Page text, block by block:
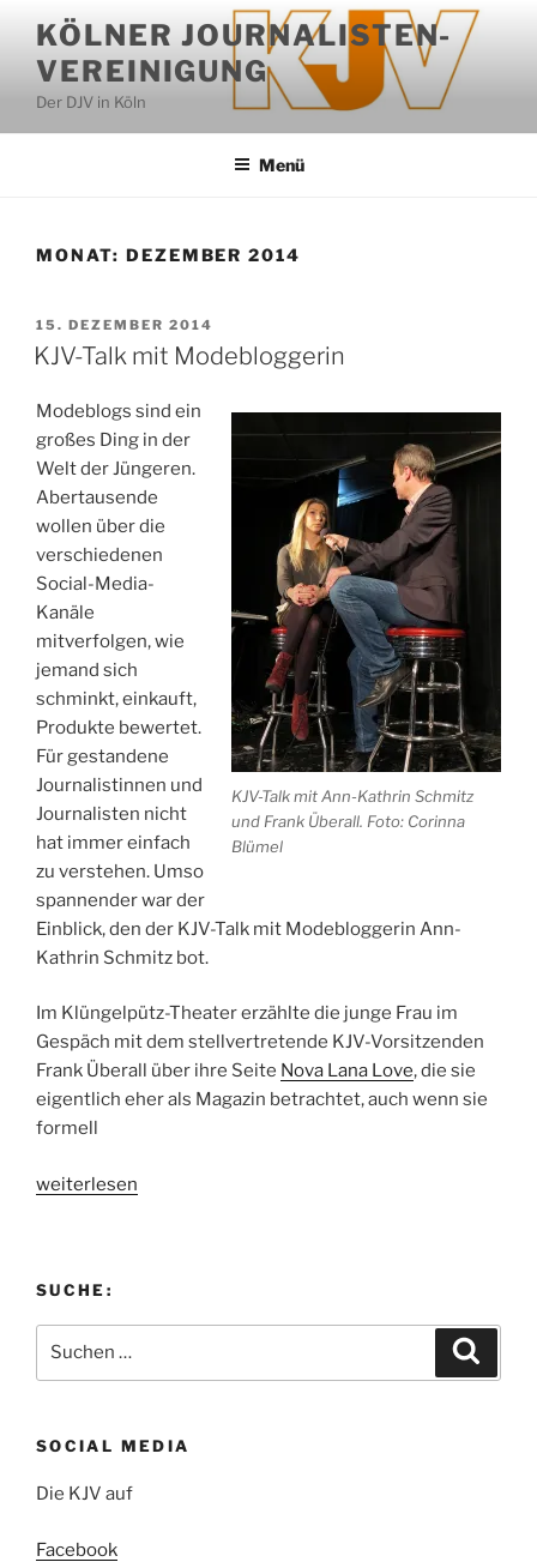
Inhalt
springen
KÖLNER JOURNALISTEN-
VEREINIGUNG
Der DJV in Köln
Menü
MONAT: DEZEMBER 2014
VERÖFFENTLICHT
AM
15. DEZEMBER 2014
KJV-Talk mit Modebloggerin
KJV-Talk mit Ann-Kathrin Schmitz
und Frank Überall. Foto: Corinna
Blümel
Modeblogs sind ein
großes Ding in der
Welt der Jüngeren.
Abertausende
wollen über die
verschiedenen
Social-Media-
Kanäle
mitverfolgen, wie
jemand sich
schminkt, einkauft,
Produkte bewertet.
Für gestandene
Journalistinnen und
Journalisten nicht
hat immer einfach
zu verstehen. Umso
spannender war der
Einblick, den der KJV-Talk mit Modebloggerin Ann-
Kathrin Schmitz bot.
Im Klüngelpütz-Theater erzählte die junge Frau im
Gespäch mit dem stellvertretende KJV-Vorsitzenden
Frank Überall über ihre Seite Nova Lana Love, die sie
eigentlich eher als Magazin betrachtet, auch wenn sie
formell
„KJV-
weiterlesen
SUCHE:
nach:
SOCIAL MEDIA
Die KJV auf
Facebook